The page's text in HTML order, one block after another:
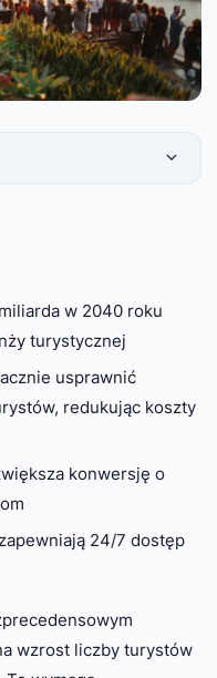
w 2040 roku
turystycznej
usprawnić
redukując koszty
konwersję o
24/7 dostęp
wzrost liczby turystów